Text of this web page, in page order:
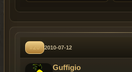
#20 2010-07-12
Guffigio